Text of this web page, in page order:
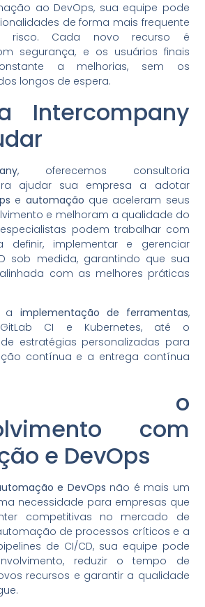
ao DevOps, sua equipe pode
de forma mais frequente
risco. Cada novo recurso é
segurança, e os usuários finais
a melhorias, sem os
longos de espera.
Intercompany
, oferecemos consultoria
ajudar sua empresa a adotar
e automação que aceleram seus
e melhoram a qualidade do
podem trabalhar com
definir, implementar e gerenciar
sob medida, garantindo que sua
com as melhores práticas
a implementação de ferramentas,
CI e Kubernetes, até o
estratégias personalizadas para
contínua e a entrega contínua
o
com
e DevOps
e DevOps não é mais um
necessidade para empresas que
competitivas no mercado de
de processos críticos e a
de CI/CD, sua equipe pode
reduzir o tempo de
recursos e garantir a qualidade